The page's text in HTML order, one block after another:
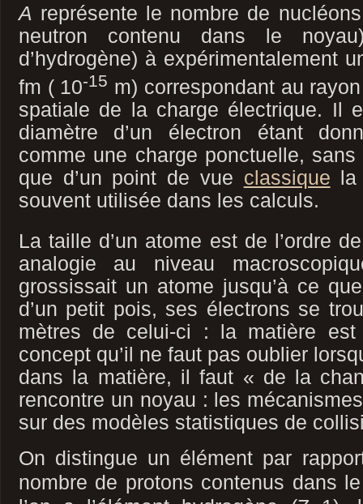
A représente le nombre de
neutron contenu dans le
d’hydrogène) à expérimentalement
fm ( 10-15 m) correspondant au
spatiale de la charge électrique. Il
diamètre d’un électron étant
comme une charge ponctuelle,
que d’un point de vue classique la
souvent utilisée dans les calculs.
La taille d’un atome est de l’ordre
analogie au niveau
grossissait un atome jusqu’à ce
d’un petit pois, ses électrons se
mètres de celui-ci : la matière
concept qu’il ne faut pas oublier
dans la matière, il faut « de la
rencontre un noyau : les
sur des modèles statistiques de
On distingue un élément par
nombre de protons contenus dans